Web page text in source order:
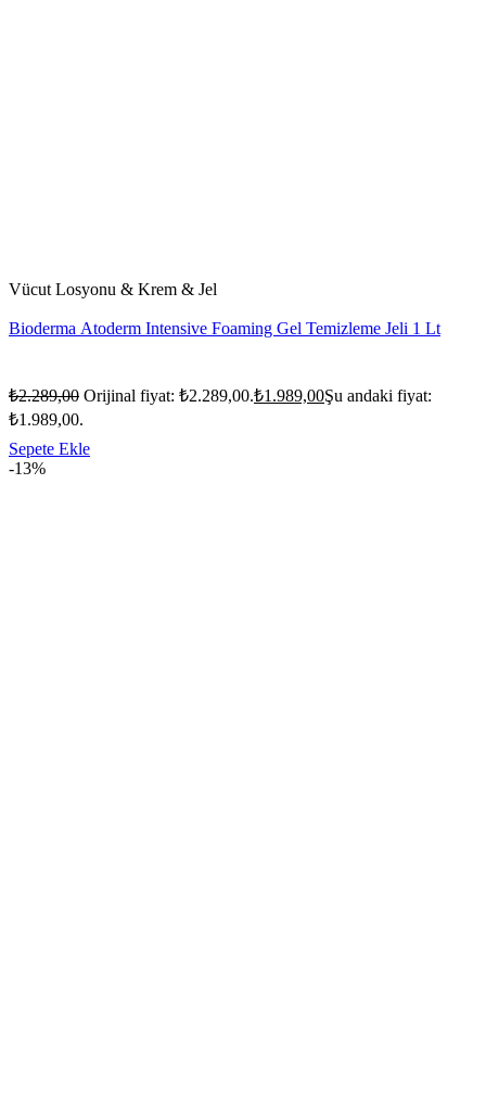
Vücut Losyonu & Krem & Jel
Bioderma Atoderm Intensive Foaming Gel Temizleme Jeli 1 Lt
₺2.289,00 Orijinal fiyat: ₺2.289,00.₺1.989,00Şu andaki fiyat:
₺1.989,00.
Sepete Ekle
-13%